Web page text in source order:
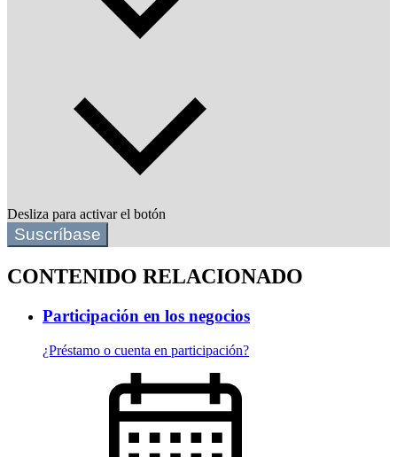
Desliza para activar el botón
Suscríbase
CONTENIDO RELACIONADO
Participación en los negocios
¿Préstamo o cuenta en participación?